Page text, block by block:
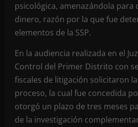
psicológica, amenazándola para
dinero, razón por la que fue
elementos de la SSP.
En la audiencia realizada en el
Control del Primer Distrito con
fiscales de litigación solicitaron
proceso, la cual fue concedida
otorgó un plazo de tres meses
de la investigación